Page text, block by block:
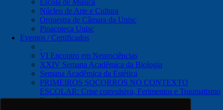
Escola de Música
Núcleo de Arte e Cultura
Orquestra de Câmara da Unisc
Pinacoteca Unisc
Eventos / Certificados
VI Encontro em Neurociências
XXIV Semana Acadêmica da Biologia
Semana Acadêmica da Estética
PRIMEIROS SOCORROS NO CONTEXTO
ESCOLAR: Crise convulsiva, Ferimentos e Traumatismo
Dentário